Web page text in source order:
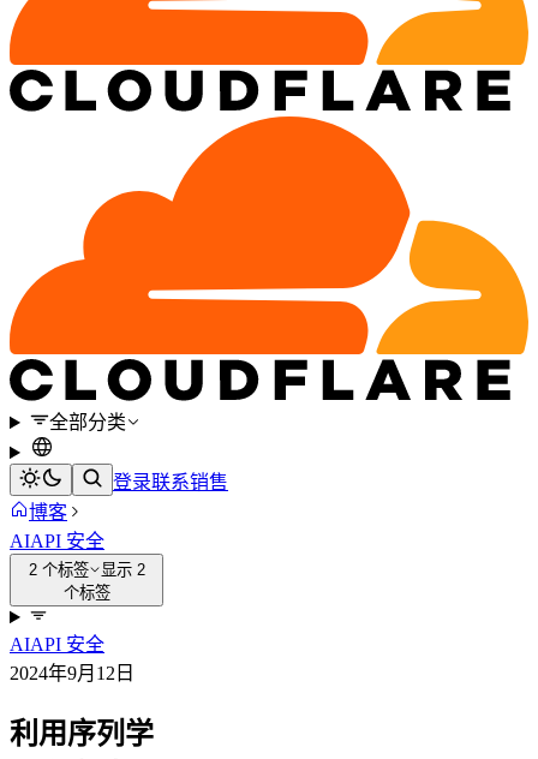
全部分类
登录联系销售
博客
AIAPI 安全
2 个标签
显示 2
个标签
AIAPI 安全
2024年9月12日
利用序列学